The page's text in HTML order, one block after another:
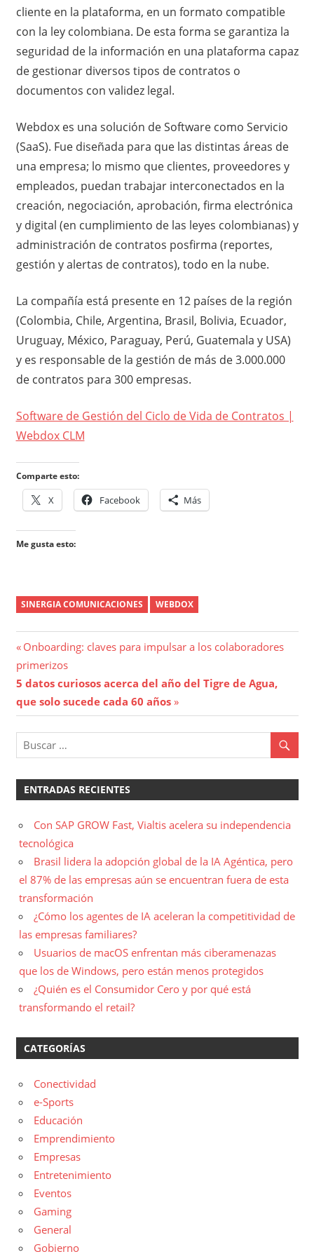
cliente en la plataforma, en un formato compatible
con la ley colombiana. De esta forma se garantiza la
seguridad de la información en una plataforma capaz
de gestionar diversos tipos de contratos o
documentos con validez legal.
Webdox es una solución de Software como Servicio
(SaaS). Fue diseñada para que las distintas áreas de
una empresa; lo mismo que clientes, proveedores y
empleados, puedan trabajar interconectados en la
creación, negociación, aprobación, firma electrónica
y digital (en cumplimiento de las leyes colombianas) y
administración de contratos posfirma (reportes,
gestión y alertas de contratos), todo en la nube.
La compañía está presente en 12 países de la región
(Colombia, Chile, Argentina, Brasil, Bolivia, Ecuador,
Uruguay, México, Paraguay, Perú, Guatemala y USA)
y es responsable de la gestión de más de 3.000.000
de contratos para 300 empresas.
Software de Gestión del Ciclo de Vida de Contratos |
Webdox CLM
Comparte esto:
X Facebook Más
Me gusta esto:
SINERGIA COMUNICACIONES WEBDOX
Navegación
de
entradas
Entrada
anterior:
Onboarding: claves para impulsar a los colaboradores
primerizos
Entrada
siguiente:
5 datos curiosos acerca del año del Tigre de Agua,
que solo sucede cada 60 años
ENTRADAS RECIENTES
Con SAP GROW Fast, Vialtis acelera su independencia
tecnológica
Brasil lidera la adopción global de la IA Agéntica, pero
el 87% de las empresas aún se encuentran fuera de esta
transformación
¿Cómo los agentes de IA aceleran la competitividad de
las empresas familiares?
Usuarios de macOS enfrentan más ciberamenazas
que los de Windows, pero están menos protegidos
¿Quién es el Consumidor Cero y por qué está
transformando el retail?
CATEGORÍAS
Conectividad
e-Sports
Educación
Emprendimiento
Empresas
Entretenimiento
Eventos
Gaming
General
Gobierno